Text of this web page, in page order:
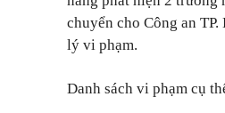
chuyển cho Công an
lý vi phạm.
Danh sách vi phạm cụ